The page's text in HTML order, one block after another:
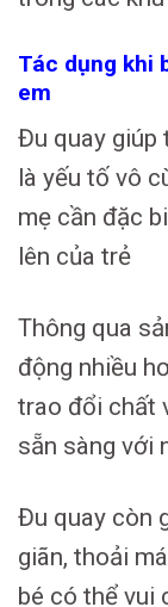
Tác dụng khi
em
Đu quay giúp
là yếu tố vô
mẹ cần đặc
lên của trẻ
Thông qua
động nhiều
trao đổi chất
sẵn sàng với
Đu quay còn
giãn, thoải
bé có thể vui